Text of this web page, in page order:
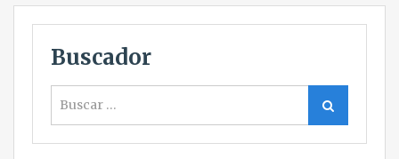
Buscador
Buscar